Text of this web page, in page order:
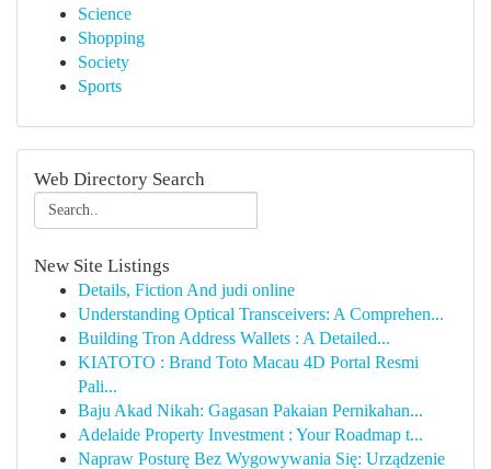
Science
Shopping
Society
Sports
Web Directory Search
New Site Listings
Details, Fiction And judi online
Understanding Optical Transceivers: A Comprehen...
Building Tron Address Wallets : A Detailed...
KIATOTO : Brand Toto Macau 4D Portal Resmi
Pali...
Baju Akad Nikah: Gagasan Pakaian Pernikahan...
Adelaide Property Investment : Your Roadmap t...
Napraw Posturę Bez Wygowywania Się: Urządzenie